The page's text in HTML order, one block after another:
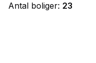
Antal boliger: 23